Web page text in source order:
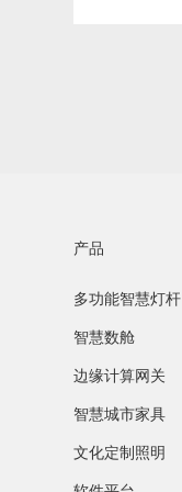
产品
多功能智慧灯杆
智慧数舱
边缘计算网关
智慧城市家具
文化定制照明